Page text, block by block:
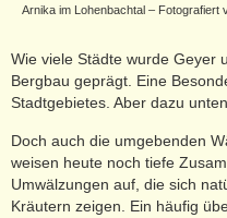
Arnika im Lohenbachtal – Fotografiert
Wie viele Städte wurde Geyer
Bergbau geprägt. Eine
Stadtgebietes. Aber dazu
Doch auch die umgebenden
weisen heute noch tiefe
Umwälzungen auf, die sich
Kräutern zeigen. Ein häufig